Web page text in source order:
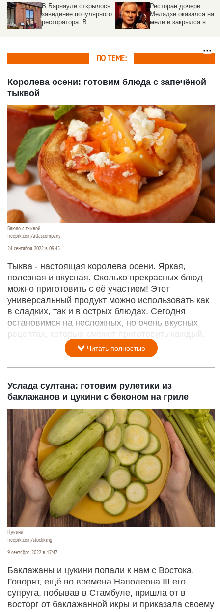
Ресторан дочери
Меладзе оказался на
мели и закрылся в
«Сыроварню» от
известного по всему
миру ресторатора
ПО ТЕМЕ:
Королева осени: готовим блюда с запечёной
тыквой
Блюдо с тыквой.
freepik.com/atlascompany
24 сентября 2022 в 09:45
Тыква - настоящая королева осени. Яркая,
полезная и вкусная. Сколько прекрасных блюд
можно приготовить с её участием! Этот
универсальный продукт можно использовать как
в сладких, так и в острых блюдах. Сегодня
остановимся на несложных, но очень вкусных
рецептах, которые сможет приготовить каждый.
Читать полностью
Услада султана: готовим рулетики из
баклажанов и цукини с беконом на гриле
Цукини.
freepik.com/stockking
9 сентября 2022 в 17:47
Баклажаны и цукини попали к нам с Востока.
Говорят, ещё во времена Наполеона III его
супруга, побывав в Стамбуле, пришла от в
восторг от баклажанной икры и приказала своему